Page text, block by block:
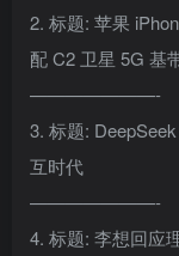
2. 标题: 苹果
配 C2 卫星 5G 基
———————-
3. 标题:
互时代
———————-
4. 标题: 李想回应